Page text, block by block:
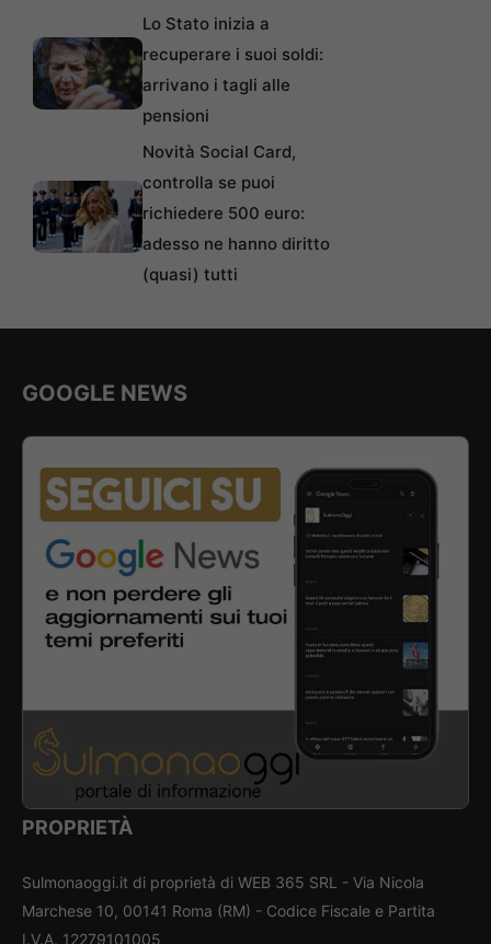
Lo Stato inizia a
recuperare i suoi soldi:
arrivano i tagli alle
pensioni
Novità Social Card,
controlla se puoi
richiedere 500 euro:
adesso ne hanno diritto
(quasi) tutti
GOOGLE NEWS
PROPRIETÀ
Sulmonaoggi.it di proprietà di WEB 365 SRL - Via Nicola
Marchese 10, 00141 Roma (RM) - Codice Fiscale e Partita
I.V.A. 12279101005